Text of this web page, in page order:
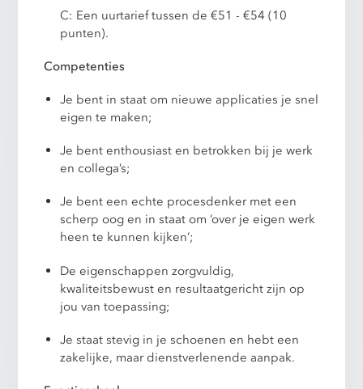
C: Een uurtarief tussen de €51 - €54 (10
punten).
Competenties
Je bent in staat om nieuwe applicaties je snel
eigen te maken;
Je bent enthousiast en betrokken bij je werk
en collega’s;
Je bent een echte procesdenker met een
scherp oog en in staat om ‘over je eigen werk
heen te kunnen kijken’;
De eigenschappen zorgvuldig,
kwaliteitsbewust en resultaatgericht zijn op
jou van toepassing;
Je staat stevig in je schoenen en hebt een
zakelijke, maar dienstverlenende aanpak.